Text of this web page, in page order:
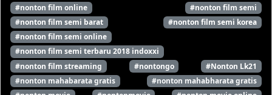
#nonton film online
#nonton film semi
#nonton film semi barat
#nonton film semi korea
#nonton film semi online
#nonton film semi terbaru 2018 indoxxi
#nonton film streaming
#nontongo
#Nonton Lk21
#nonton mahabarata gratis
#nonton mahabharata gratis